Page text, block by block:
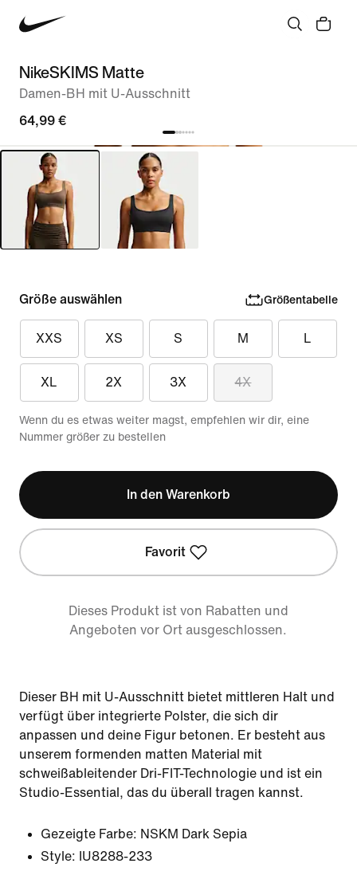
NikeSKIMS Matte
Damen-BH mit U-Ausschnitt
64,99 €
Größe auswählen Größentabelle
XXS XS S M L
XL 2X 3X 4X
Wenn du es etwas weiter magst, empfehlen wir dir, eine
Nummer größer zu bestellen
In den Warenkorb
Favorit
Dieses Produkt ist von Rabatten und
Angeboten vor Ort ausgeschlossen.
Dieser BH mit U-Ausschnitt bietet mittleren Halt und
verfügt über integrierte Polster, die sich dir
anpassen und deine Figur betonen. Er besteht aus
unserem formenden matten Material mit
schweißableitender Dri-FIT-Technologie und ist ein
Studio-Essential, das du überall tragen kannst.
Gezeigte Farbe: NSKM Dark Sepia
Style: IU8288-233